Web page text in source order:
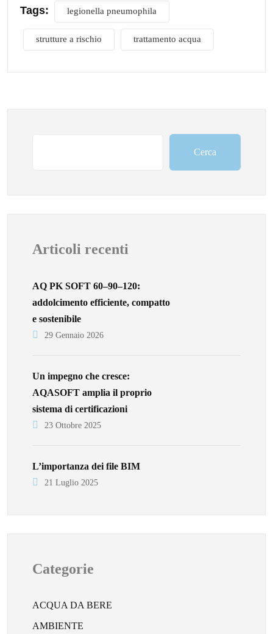
Tags: legionella pneumophila
strutture a rischio trattamento acqua
Cerca
Articoli recenti
AQ PK SOFT 60–90–120:
addolcimento efficiente, compatto
e sostenibile
29 Gennaio 2026
Un impegno che cresce:
AQASOFT amplia il proprio
sistema di certificazioni
23 Ottobre 2025
L’importanza dei file BIM
21 Luglio 2025
Categorie
ACQUA DA BERE
AMBIENTE